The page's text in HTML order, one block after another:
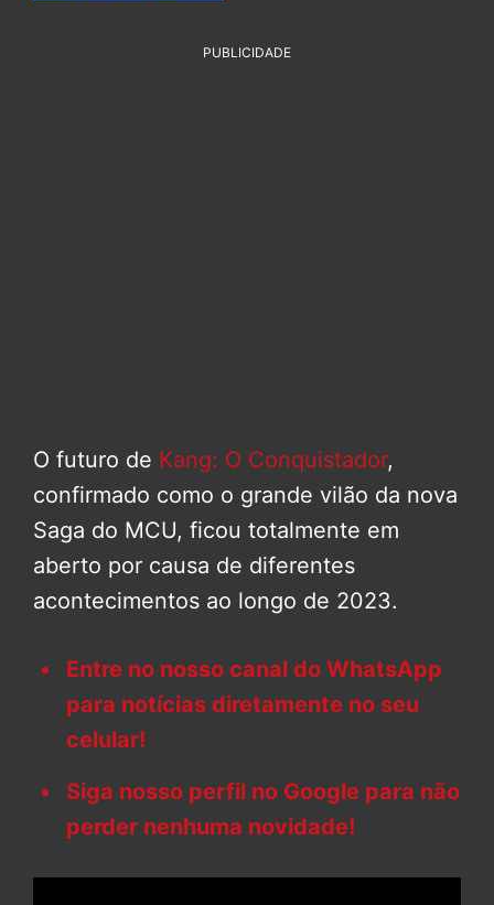
PUBLICIDADE
O futuro de Kang: O Conquistador,
confirmado como o grande vilão da nova
Saga do MCU, ficou totalmente em
aberto por causa de diferentes
acontecimentos ao longo de 2023.
Entre no nosso canal do WhatsApp
para notícias diretamente no seu
celular!
Siga nosso perfil no Google para não
perder nenhuma novidade!